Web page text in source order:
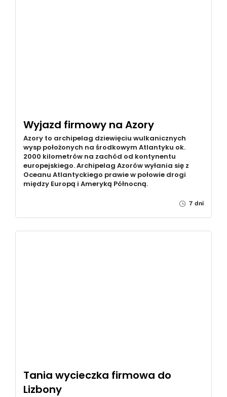
Wyjazd firmowy na Azory
Azory to archipelag dziewięciu wulkanicznych
wysp położonych na środkowym Atlantyku ok.
2000 kilometrów na zachód od kontynentu
europejskiego. Archipelag Azorów wyłania się z
Oceanu Atlantyckiego prawie w połowie drogi
między Europą i Ameryką Północną.
7 dni
Tania wycieczka firmowa do
Lizbony